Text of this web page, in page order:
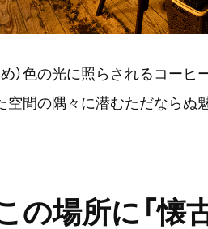
め）色の光に照らされるコー
空間の隅々に潜むただならぬ
の場所に「懐